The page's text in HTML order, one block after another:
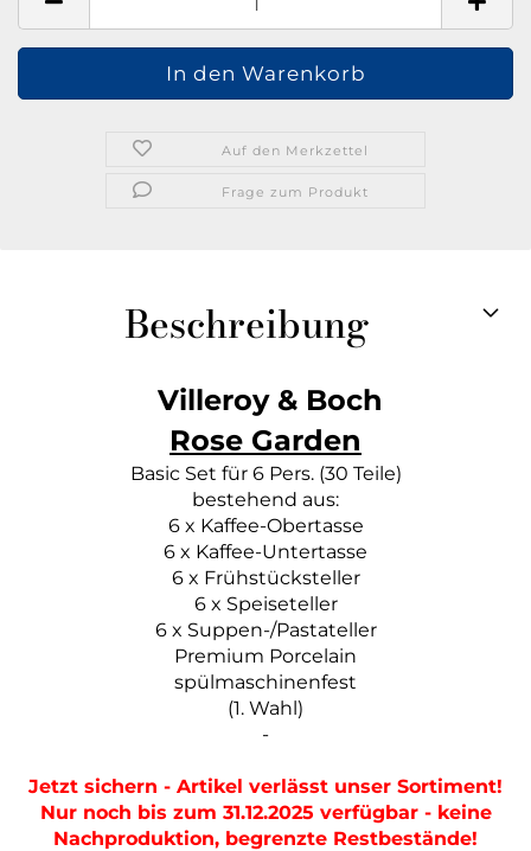
Auf den Merkzettel
Frage zum Produkt
Beschreibung
Villeroy & Boch
Rose Garden
Basic Set für 6 Pers. (30 Teile)
bestehend aus:
6 x Kaffee-Obertasse
6 x Kaffee-Untertasse
6 x Frühstücksteller
6 x Speiseteller
6 x Suppen-/Pastateller
Premium Porcelain
spülmaschinenfest
(1. Wahl)
-
Jetzt sichern - Artikel verlässt unser Sortiment!
Nur noch bis zum 31.12.2025 verfügbar - keine
Nachproduktion, begrenzte Restbestände!